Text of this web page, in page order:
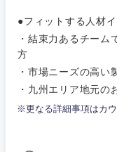
●フィットする人材
・結束力あるチーム
方
・市場ニーズの高い
・九州エリア地元の
※更なる詳細事項はカ
東海地方
岐阜県